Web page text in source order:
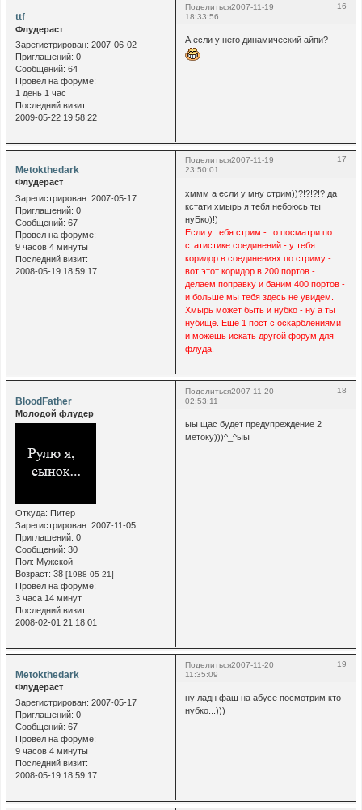
Поделиться 16
2007-11-19
18:33:56
ttf
Флудераст
Зарегистрирован: 2007-06-02
Приглашений: 0
Сообщений: 64
Провел на форуме:
1 день 1 час
Последний визит:
2009-05-22 19:58:22
А если у него динамический айпи?
Поделиться 17
2007-11-19
23:50:01
Metokthedark
Флудераст
Зарегистрирован: 2007-05-17
Приглашений: 0
Сообщений: 67
Провел на форуме:
9 часов 4 минуты
Последний визит:
2008-05-19 18:59:17
хммм а если у мну стрим))?!?!?!? да
кстати хмырь я тебя небоюсь ты
нуБко)!)
Если у тебя стрим - то посматри по
статистике соединений - у тебя
коридор в соединениях по стриму -
вот этот коридор в 200 портов -
делаем поправку и баним 400 портов -
и больше мы тебя здесь не увидем.
Хмырь может быть и нубко - ну а ты
нубище. Ещё 1 пост с оскарблениями
и можешь искать другой форум для
флуда.
Поделиться 18
2007-11-20
02:53:11
BloodFather
Молодой флудер
Откуда: Питер
Зарегистрирован: 2007-11-05
Приглашений: 0
Сообщений: 30
Пол: Мужской
Возраст: 38 [1988-05-21]
Провел на форуме:
3 часа 14 минут
Последний визит:
2008-02-01 21:18:01
ыы щас будет предупреждение 2
метоку)))^_^ыы
Поделиться 19
2007-11-20
11:35:09
Metokthedark
Флудераст
Зарегистрирован: 2007-05-17
Приглашений: 0
Сообщений: 67
Провел на форуме:
9 часов 4 минуты
Последний визит:
2008-05-19 18:59:17
ну ладн фаш на абусе посмотрим кто
нубко...)))